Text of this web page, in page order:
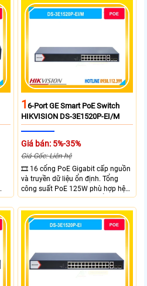
16-Port GE Smart PoE Switch
HIKVISION DS-3E1520P-EI/M
Giá bán: 5%-35%
Giá Gốc: Liên hệ
🎞 16 cổng PoE Gigabit cấp nguồn
và truyền dữ liệu ổn định. Tổng
công suất PoE 125W phù hợp hệ
thống camera IP vừa. 2 cổng RJ45
Gigabit và 2 cổng quang SFP mở
rộng linh hoạt. Hỗ trợ truyền PoE
xa tối đa lên đến 300 mét.